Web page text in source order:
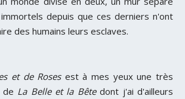
depuis que ces derniers n'ont
des humains leurs esclaves.
et de Rosesest à mes yeux une très
de La Belle et la Bêtedont j'ai d'ailleurs